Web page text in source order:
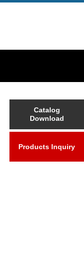
Catalog
Download
Products Inquiry